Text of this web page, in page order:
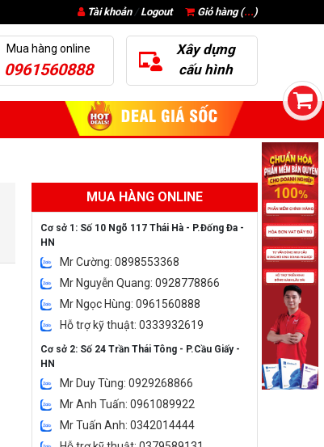
Giỏ hàng (...)
Tài khoản/ Logout
Mua hàng online
0961560888
Xây dựng
cấu hình
MUA HÀNG ONLINE
Cơ sở 1: Số 10 Ngõ 117 Thái Hà - P.Đống Đa -
HN
Mr Cường: 0898553368
Mr Nguyễn Quang: 0928778866
Mr Ngọc Hùng: 0961560888
Hỗ trợ kỹ thuật: 0333932619
Cơ sở 2: Số 24 Trần Thái Tông - P.Cầu Giấy -
HN
Mr Duy Tùng: 0929268866
Mr Anh Tuấn: 0961089922
Mr Tuấn Anh: 0342014444